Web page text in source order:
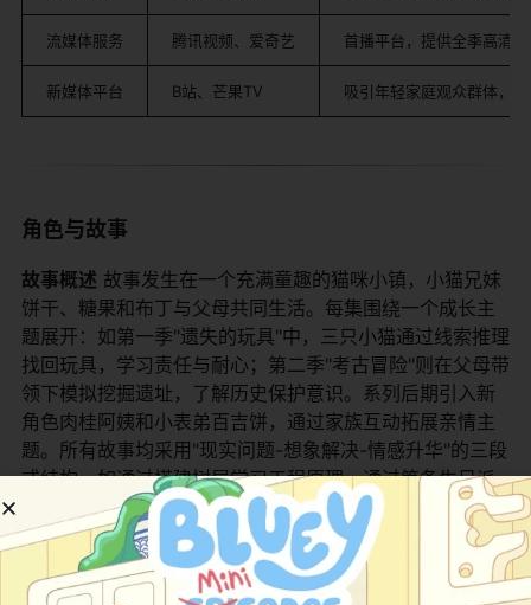
流媒体服务 腾讯视频、爱奇艺 首播平台，提供全季高清
新媒体平台 B站、芒果TV 吸引年轻家庭观众群体，
角色与故事
​故事概述​ ​ 故事发生在一个充满童趣的猫咪小镇，小猫兄妹
饼干、糖果和布丁与父母共同生活。每集围绕一个成长主
题展开：如第一季"遗失的玩具"中，三只小猫通过线索推理
找回玩具，学习责任与耐心；第二季"考古冒险"则在父母带
领下模拟挖掘遗址，了解历史保护意识。系列后期引入新
角色肉桂阿姨和小表弟百吉饼，通过家族互动拓展亲情主
题。所有故事均采用"现实问题-想象解决-情感升华"的三段
式结构，如通过搭建树屋学习工程原理，通过筹备生日派
对理解规划重要性，使知识传递与情感教育自然融合。 ​​主
要角色介绍​
角色名 身份/特点 角色特点简介